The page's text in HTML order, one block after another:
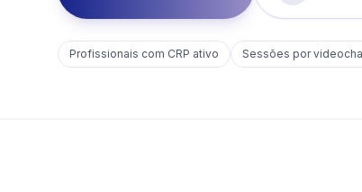
Profissionais com CRP ativo Sessões por